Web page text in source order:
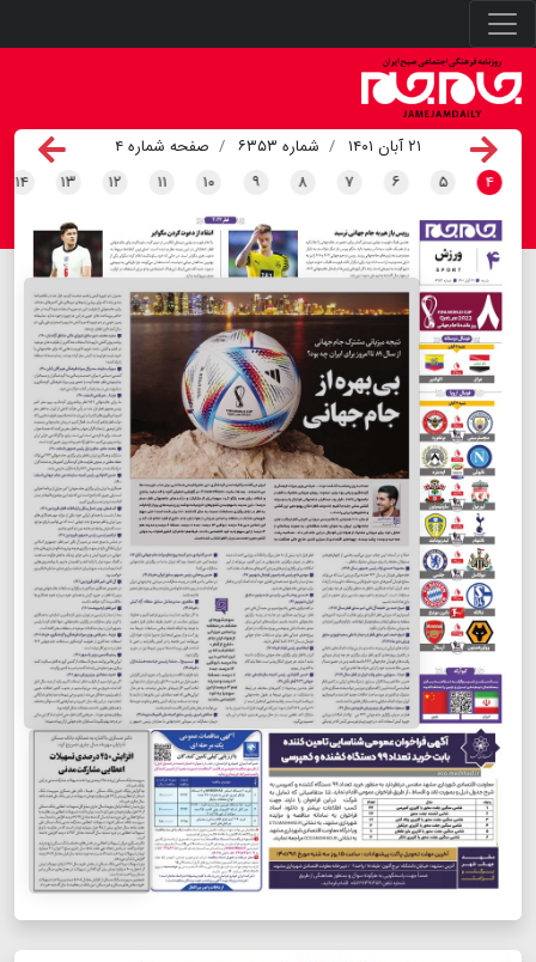
۲۱ آبان ۱۴۰۱ شماره ۶۳۵۳
صفحه شماره ۴
۴ ۵ ۶ ۷ ۸ ۹ ۱۰ ۱۱ ۱۲ ۱۳ ۱۴